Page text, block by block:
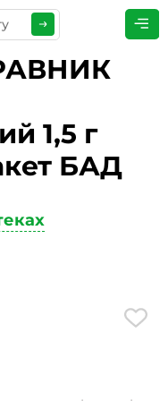
1,5 г
БАД